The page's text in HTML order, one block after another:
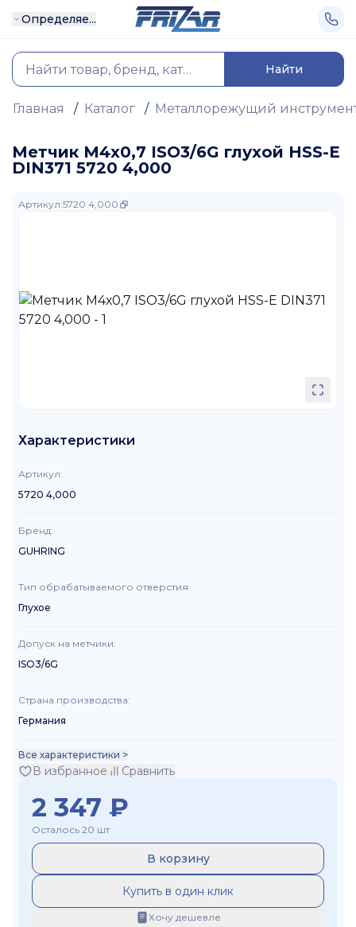
Определяе...
Найти
Главная / Каталог / Металлорежущий
Метчик М4х0,7 ISO3/6G глухой HSS-E
DIN371 5720 4,000
Артикул:5720 4,000
Характеристики
Артикул:
5720 4,000
Бренд:
GUHRING
Тип обрабатываемого отверстия:
Глухое
Допуск на метчики:
ISO3/6G
Страна производства:
Германия
Все характеристики >
В избранное Сравнить
2 347 ₽
Осталось 20 шт
В корзину
Купить в один клик
Хочу дешевле